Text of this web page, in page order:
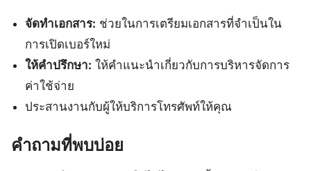
จัดทำเอกสาร: ช่วยในการเตรียมเอกสารที่จำเป็นใน
การเปิดเบอร์ใหม่
ให้คำปรึกษา: ให้คำแนะนำเกี่ยวกับการบริหารจัดการ
ค่าใช้จ่าย
ประสานงานกับผู้ให้บริการโทรศัพท์ให้คุณ
คำถามที่พบบ่อย